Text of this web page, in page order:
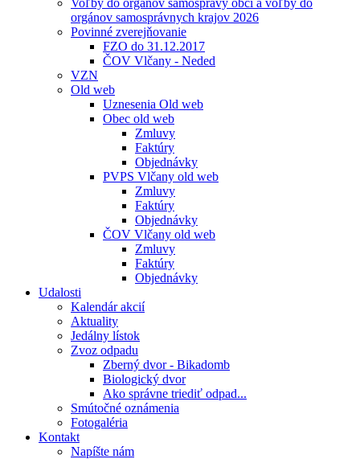
Voľby do orgánov samosprávy obcí a voľby do
orgánov samosprávnych krajov 2026
Povinné zverejňovanie
FZO do 31.12.2017
ČOV Vlčany - Neded
VZN
Old web
Uznesenia Old web
Obec old web
Zmluvy
Faktúry
Objednávky
PVPS Vlčany old web
Zmluvy
Faktúry
Objednávky
ČOV Vlčany old web
Zmluvy
Faktúry
Objednávky
Udalosti
Kalendár akcií
Aktuality
Jedálny lístok
Zvoz odpadu
Zberný dvor - Bikadomb
Biologický dvor
Ako správne triediť odpad...
Smútočné oznámenia
Fotogaléria
Kontakt
Napíšte nám